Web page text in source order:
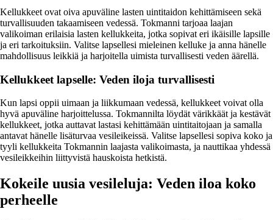
Kellukkeet ovat oiva apuväline lasten uintitaidon kehittämiseen sekä
turvallisuuden takaamiseen vedessä. Tokmanni tarjoaa laajan
valikoiman erilaisia lasten kellukkeita, jotka sopivat eri ikäisille lapsille
ja eri tarkoituksiin. Valitse lapsellesi mieleinen kelluke ja anna hänelle
mahdollisuus leikkiä ja harjoitella uimista turvallisesti veden äärellä.
Kellukkeet lapselle: Veden iloja turvallisesti
Kun lapsi oppii uimaan ja liikkumaan vedessä, kellukkeet voivat olla
hyvä apuväline harjoittelussa. Tokmannilta löydät värikkäät ja kestävät
kellukkeet, jotka auttavat lastasi kehittämään uintitaitojaan ja samalla
antavat hänelle lisäturvaa vesileikeissä. Valitse lapsellesi sopiva koko ja
tyyli kellukkeita Tokmannin laajasta valikoimasta, ja nauttikaa yhdessä
vesileikkeihin liittyvistä hauskoista hetkistä.
Kokeile uusia vesileluja: Veden iloa koko
perheelle